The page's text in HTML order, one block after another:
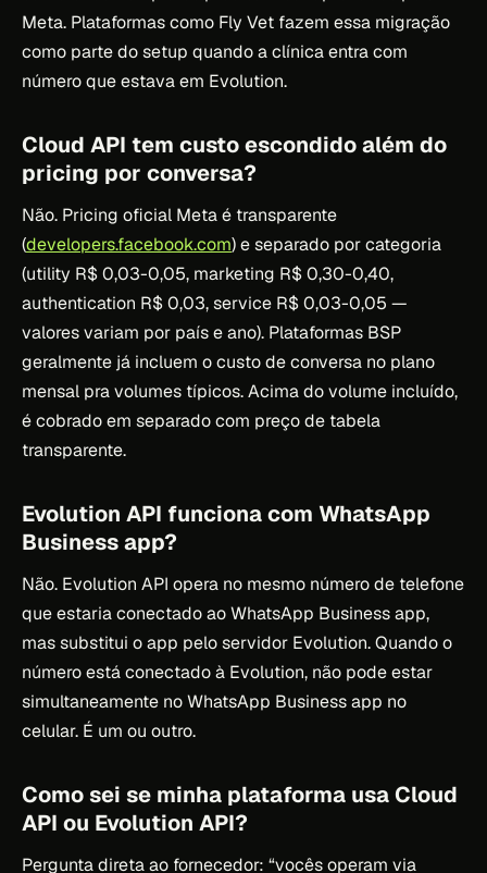
Meta. Plataformas como Fly Vet fazem essa migração
como parte do setup quando a clínica entra com
número que estava em Evolution.
Cloud API tem custo escondido além do
pricing por conversa?
Não. Pricing oficial Meta é transparente
(developers.facebook.com) e separado por categoria
(utility R$ 0,03-0,05, marketing R$ 0,30-0,40,
authentication R$ 0,03, service R$ 0,03-0,05 —
valores variam por país e ano). Plataformas BSP
geralmente já incluem o custo de conversa no plano
mensal pra volumes típicos. Acima do volume incluído,
é cobrado em separado com preço de tabela
transparente.
Evolution API funciona com WhatsApp
Business app?
Não. Evolution API opera no mesmo número de telefone
que estaria conectado ao WhatsApp Business app,
mas substitui o app pelo servidor Evolution. Quando o
número está conectado à Evolution, não pode estar
simultaneamente no WhatsApp Business app no
celular. É um ou outro.
Como sei se minha plataforma usa Cloud
API ou Evolution API?
Pergunta direta ao fornecedor: “vocês operam via